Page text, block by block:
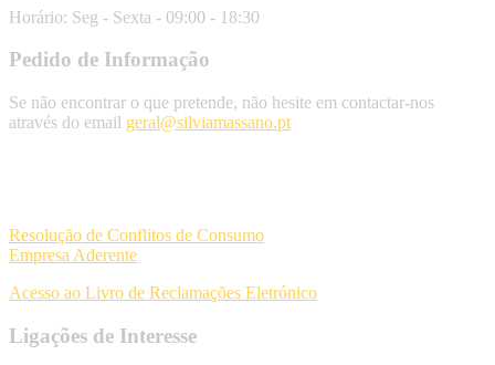
Horário: Seg - Sexta - 09:00 - 18:30
Pedido de Informação
Se não encontrar o que pretende, não hesite em contactar-nos
através do email geral@silviamassano.pt
Resolução de Conflitos de Consumo
Empresa Aderente
Acesso ao Livro de Reclamações Eletrónico
Ligações de Interesse